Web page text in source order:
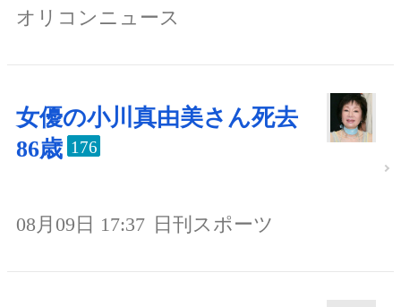
オリコンニュース
女優の小川真由美さん死去
86歳 176
08月09日 17:37 日刊スポーツ